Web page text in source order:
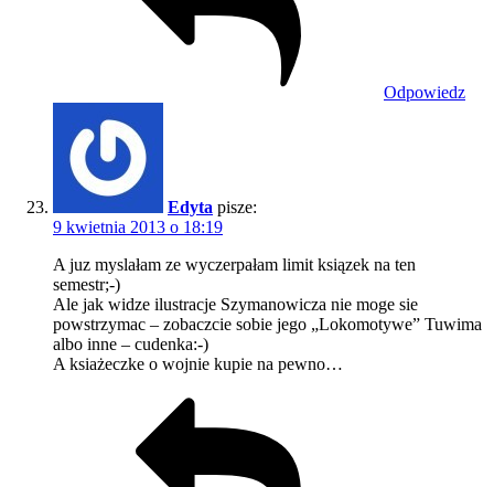
Odpowiedz
Edyta pisze:
9 kwietnia 2013 o 18:19
A juz myslałam ze wyczerpałam limit ksiązek na ten
semestr;-)
Ale jak widze ilustracje Szymanowicza nie moge sie
powstrzymac – zobaczcie sobie jego „Lokomotywe” Tuwima
albo inne – cudenka:-)
A ksiażeczke o wojnie kupie na pewno…